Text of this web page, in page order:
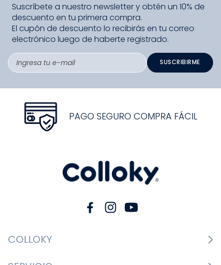
Suscríbete a nuestro newsletter y obtén un 10% de
descuento en tu primera compra.
El cupón de descuento lo recibirás en tu correo
electrónico luego de haberte registrado.
SUSCRIBIRME
PAGO SEGURO COMPRA FÁCIL
COLLOKY